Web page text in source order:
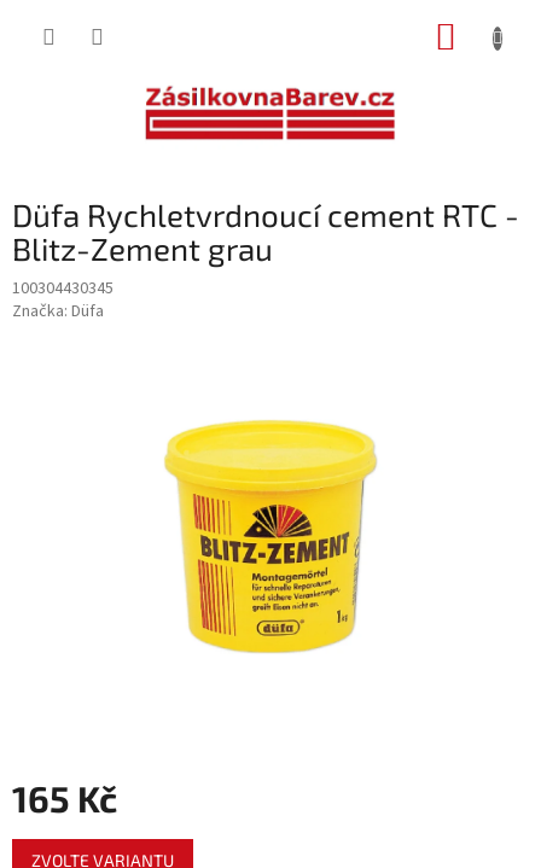
Düfa Rychletvrdnoucí cement RTC -
Blitz-Zement grau
100304430345
Značka: Düfa
165 Kč
Měrná
cena:
ZVOLTE VARIANTU